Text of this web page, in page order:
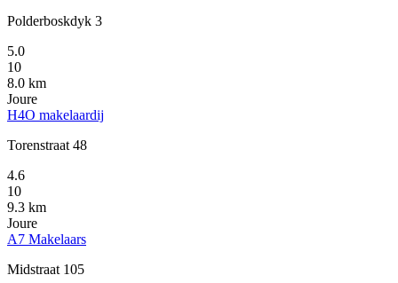
Polderboskdyk 3
5.0
10
8.0 km
Joure
H4O makelaardij
Torenstraat 48
4.6
10
9.3 km
Joure
A7 Makelaars
Midstraat 105